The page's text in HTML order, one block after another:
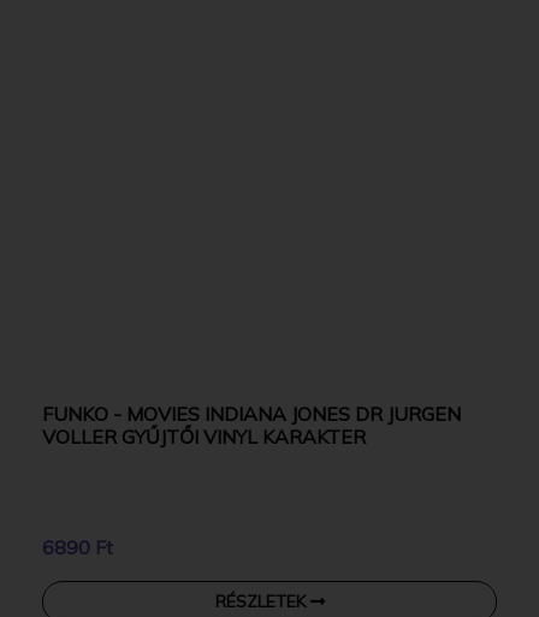
FUNKO - MOVIES INDIANA JONES DR JURGEN
VOLLER GYŰJTŐI VINYL KARAKTER
6890 Ft
RÉSZLETEK